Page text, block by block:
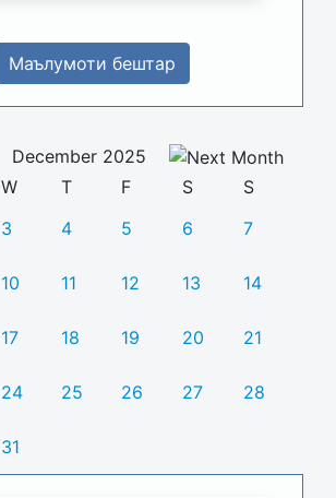
Маълумоти бештар
December 2025
W T F S
S
3 4 5 6 7
10 11 12 13 14
17 18 19 20 21
24 25 26 27 28
31